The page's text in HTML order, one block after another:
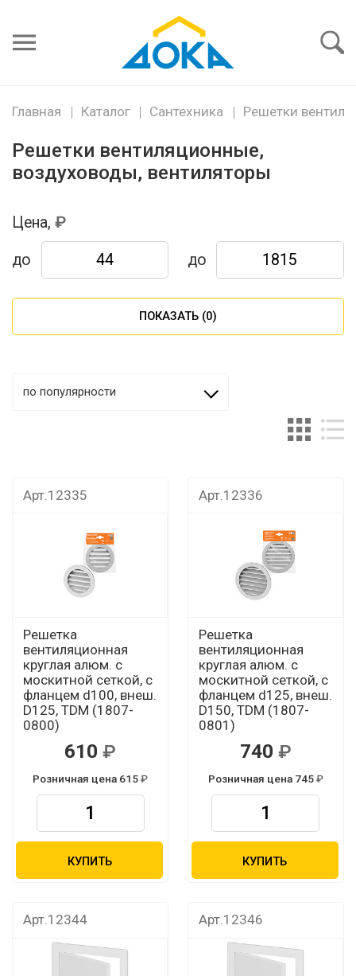
пароль
Главная Каталог Сантехника Решетки
Решетки вентиляционные,
воздуховоды, вентиляторы
Цена,
до до
ПОКАЗАТЬ (0)
по популярности
Арт.12335
Решетка
вентиляционная
круглая алюм. с
москитной сеткой, с
фланцем d100, внеш.
D125, TDM (1807-
0800)
610
Розничная цена 615
КУПИТЬ
Арт.12336
Решетка
вентиляционная
круглая алюм. с
москитной сеткой, с
фланцем d125, внеш.
D150, TDM (1807-
0801)
740
Розничная цена 745
КУПИТЬ
Арт.12344 Арт.12346